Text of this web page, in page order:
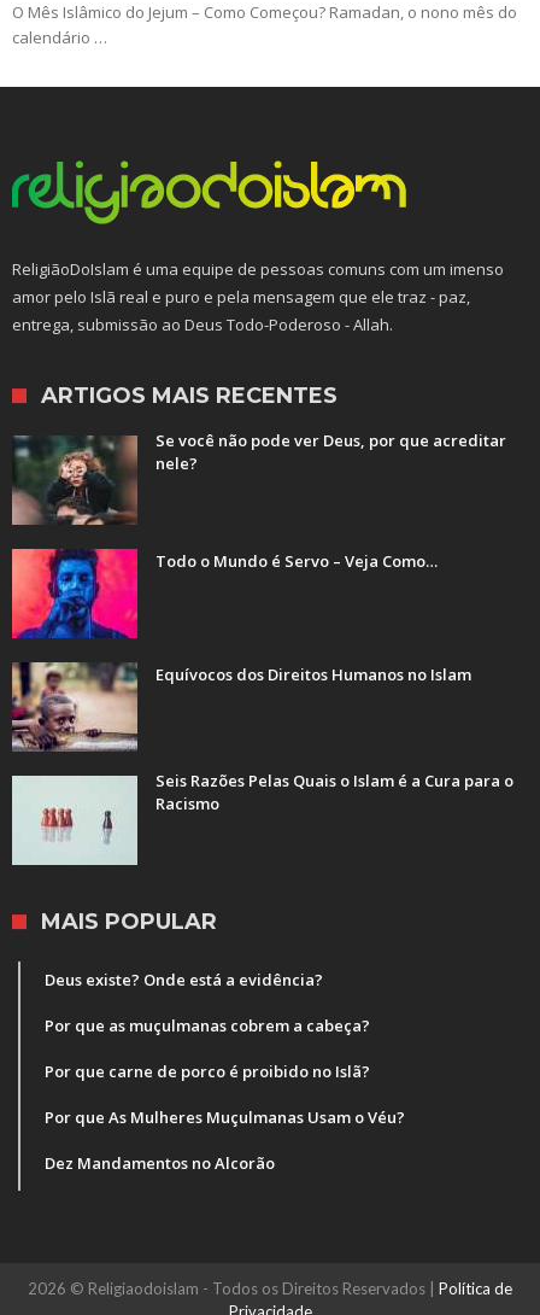
O Mês Islâmico do Jejum – Como Começou? Ramadan, o nono mês do
calendário …
ReligiãoDoIslam é uma equipe de pessoas comuns com um imenso
amor pelo Islã real e puro e pela mensagem que ele traz - paz,
entrega, submissão ao Deus Todo-Poderoso - Allah.
ARTIGOS MAIS RECENTES
Se você não pode ver Deus, por que acreditar
nele?
Todo o Mundo é Servo – Veja Como…
Equívocos dos Direitos Humanos no Islam
Seis Razões Pelas Quais o Islam é a Cura para o
Racismo
MAIS POPULAR
Deus existe? Onde está a evidência?
Por que as muçulmanas cobrem a cabeça?
Por que carne de porco é proibido no Islã?
Por que As Mulheres Muçulmanas Usam o Véu?
Dez Mandamentos no Alcorão
2026 © Religiaodoislam - Todos os Direitos Reservados | Política de